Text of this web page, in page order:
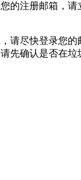
的注册邮箱，
请尽快登录您
先确认是否在垃